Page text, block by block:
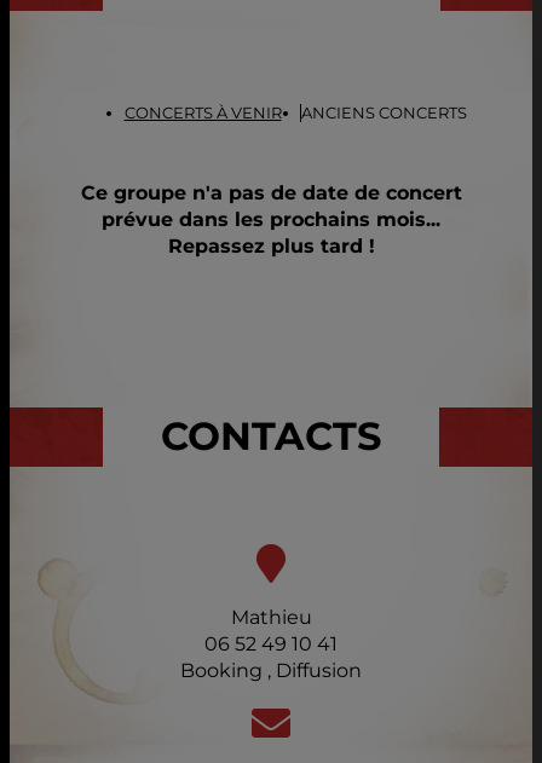
CONCERTS À VENIR ANCIENS CONCERTS
Ce groupe n'a pas de date de concert
prévue dans les prochains mois...
Repassez plus tard !
CONTACTS
Mathieu
06 52 49 10 41
Booking , Diffusion